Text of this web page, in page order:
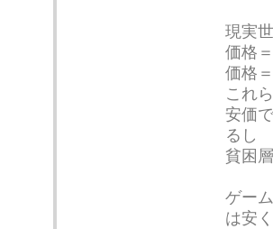
現実
価格
価格
これ
安価
るし
貧困
ゲー
は安